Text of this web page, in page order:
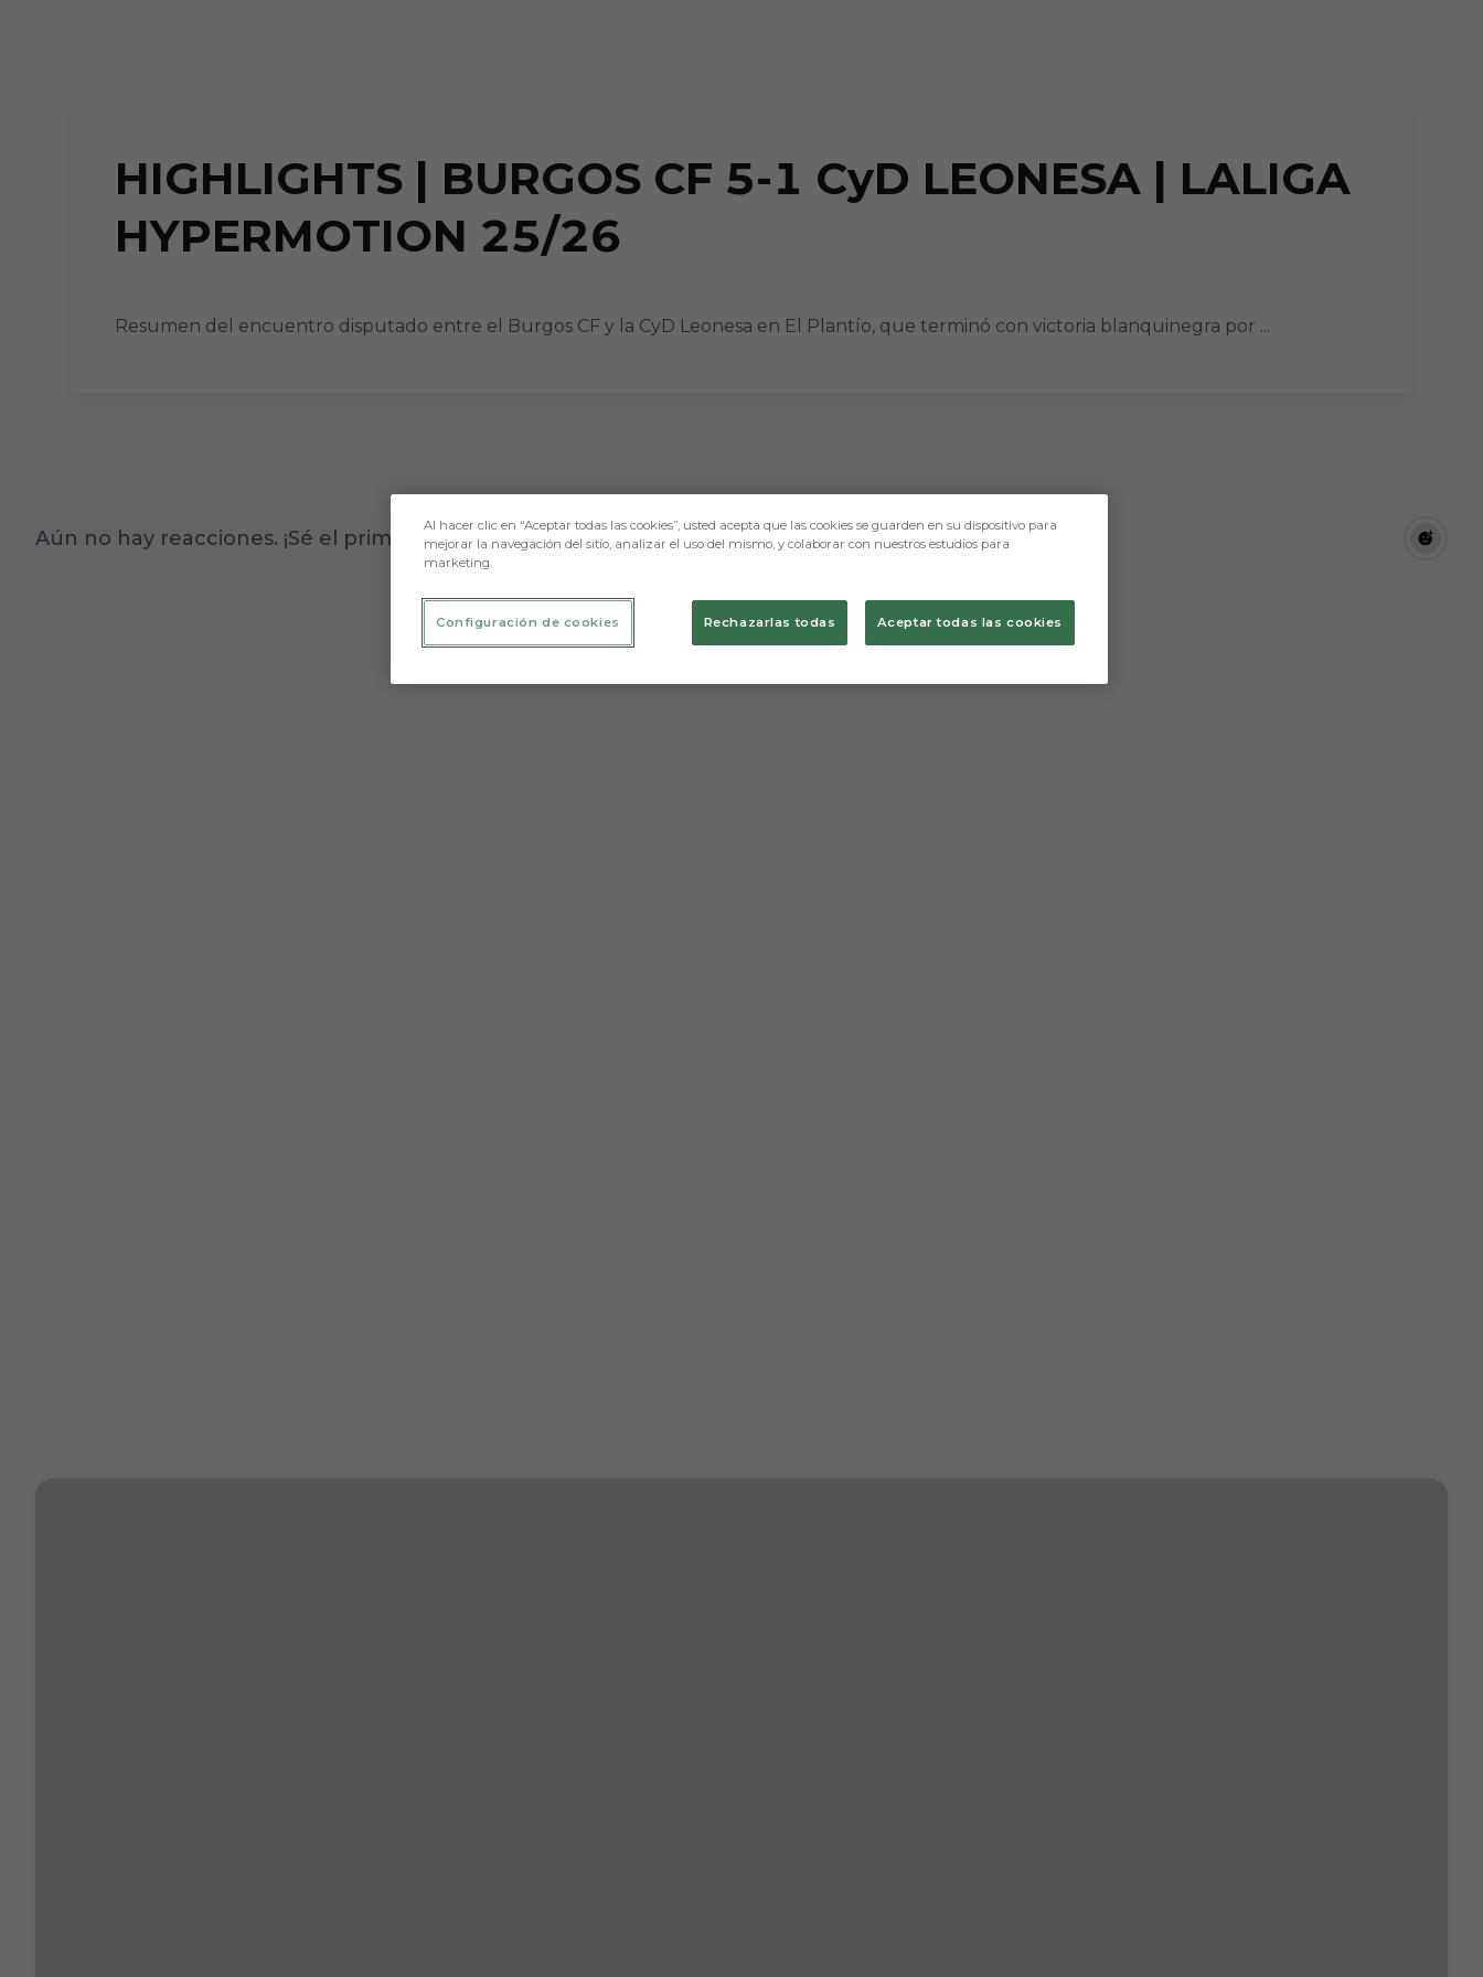
HIGHLIGHTS | BURGOS CF 5-1 CyD LEONESA | LALIGA
HYPERMOTION 25/26
Resumen del encuentro disputado entre el Burgos CF y la CyD Leonesa en El Plantío, que terminó con victoria blanquinegra por ...
Aún no hay reacciones. ¡Sé el primero!
Al hacer clic en “Aceptar todas las cookies”, usted acepta que las cookies se guarden en su dispositivo para
mejorar la navegación del sitio, analizar el uso del mismo, y colaborar con nuestros estudios para
marketing.
Rechazarlas todas Aceptar todas las cookies
Configuración de cookies